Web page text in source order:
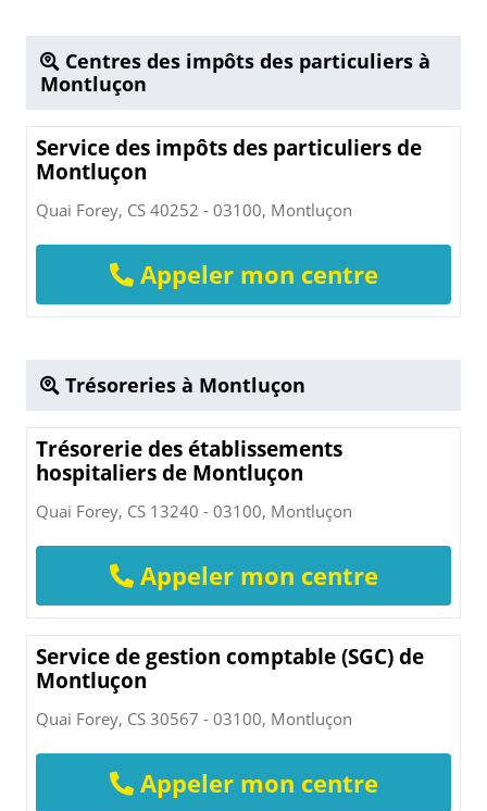
Centres des impôts des particuliers à
Montluçon
Service des impôts des particuliers de
Montluçon
Quai Forey, CS 40252 - 03100, Montluçon
Appeler mon centre
Trésoreries à Montluçon
Trésorerie des établissements
hospitaliers de Montluçon
Quai Forey, CS 13240 - 03100, Montluçon
Appeler mon centre
Service de gestion comptable (SGC) de
Montluçon
Quai Forey, CS 30567 - 03100, Montluçon
Appeler mon centre